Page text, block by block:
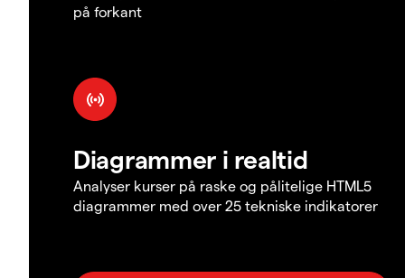
på forkant
Diagrammer i realtid
Analyser kurser på raske og pålitelige HTML5
diagrammer med over 25 tekniske indikatorer